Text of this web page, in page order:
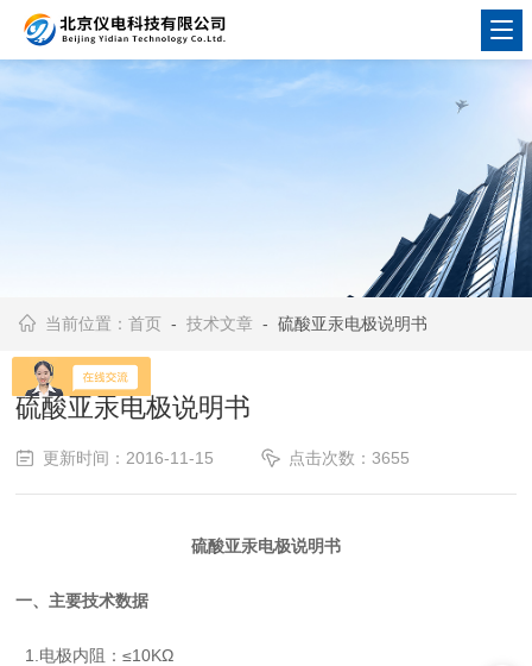
当前位置：首页 -技术文章 - 硫酸亚汞电极说明书
硫酸亚汞电极说明书
更新时间：2016-11-15 点击次数：3655
硫酸亚汞电极说明书
一、主要技术数据
1.电极内阻：≤10KΩ